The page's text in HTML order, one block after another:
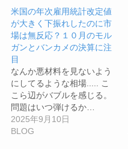
米国の年次雇用統計改定値
が大きく下振れしたのに市
場は無反応？１０月のモル
ガンとバンカメの決算に注
目
なんか悪材料を見ないよう
にしてるような相場..... こ
こら辺がバブルを感じる。
問題はいつ弾けるか…
2025年9月10日
BLOG